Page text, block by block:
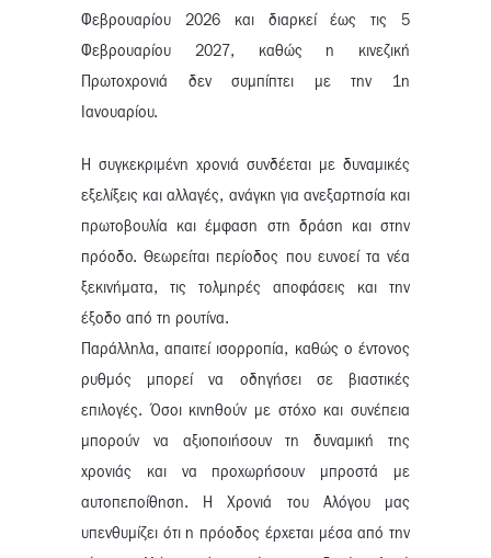
Φεβρουαρίου 2026 και διαρκεί έως τις 5
Φεβρουαρίου 2027, καθώς η κινεζική
Πρωτοχρονιά δεν συμπίπτει με την 1η
Ιανουαρίου.
Η συγκεκριμένη χρονιά συνδέεται με δυναμικές
εξελίξεις και αλλαγές, ανάγκη για ανεξαρτησία και
πρωτοβουλία και έμφαση στη δράση και στην
πρόοδο. Θεωρείται περίοδος που ευνοεί τα νέα
ξεκινήματα, τις τολμηρές αποφάσεις και την
έξοδο από τη ρουτίνα.
Παράλληλα, απαιτεί ισορροπία, καθώς ο έντονος
ρυθμός μπορεί να οδηγήσει σε βιαστικές
επιλογές. Όσοι κινηθούν με στόχο και συνέπεια
μπορούν να αξιοποιήσουν τη δυναμική της
χρονιάς και να προχωρήσουν μπροστά με
αυτοπεποίθηση. Η Χρονιά του Αλόγου μας
υπενθυμίζει ότι η πρόοδος έρχεται μέσα από την